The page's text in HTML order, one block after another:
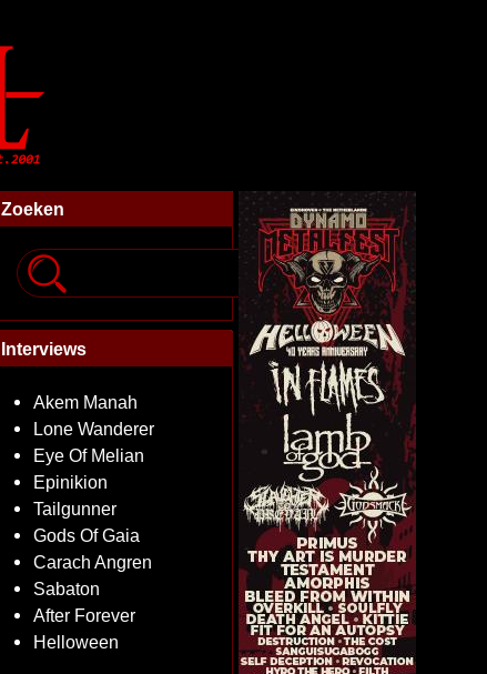
Zoeken
Interviews
Akem Manah
Lone Wanderer
Eye Of Melian
Epinikion
Tailgunner
Gods Of Gaia
Carach Angren
Sabaton
After Forever
Helloween